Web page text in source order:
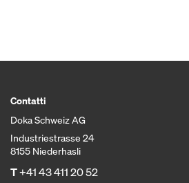
Contatti
Doka Schweiz AG
Industriestrasse 24
8155 Niederhasli
T+41 43 411 20 52